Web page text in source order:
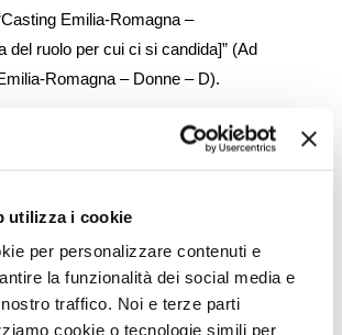
utilizza i cookie
per personalizzare contenuti e
la funzionalità dei social media e
traffico. Noi e terze parti
cookie o tecnologie simili per
Emilia-Romagna –
del ruolo per cui ci si candida]” (Ad
Romagna – Donne – D).
(per i minorenni, il contatto di
tutore legale).
Una in primo piano (il viso) e una